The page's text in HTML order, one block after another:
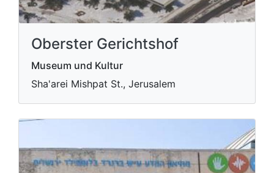
Oberster Gerichtshof
Museum und Kultur
Sha'arei Mishpat St., Jerusalem